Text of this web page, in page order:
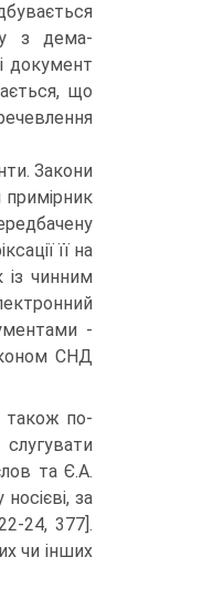
з дема­
документ
що
Закони
її на
із чинним
-
СНД
також по-
та Є.А.
за
24, 377].
чи інших